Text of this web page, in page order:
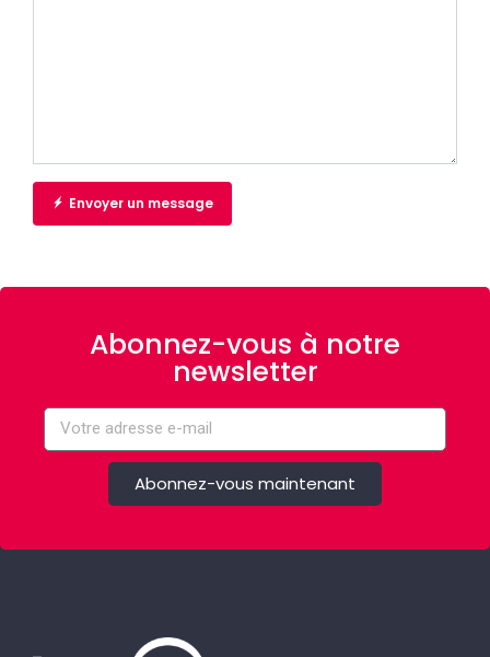
Envoyer un message
Abonnez-vous à notre
newsletter
Abonnez-vous maintenant